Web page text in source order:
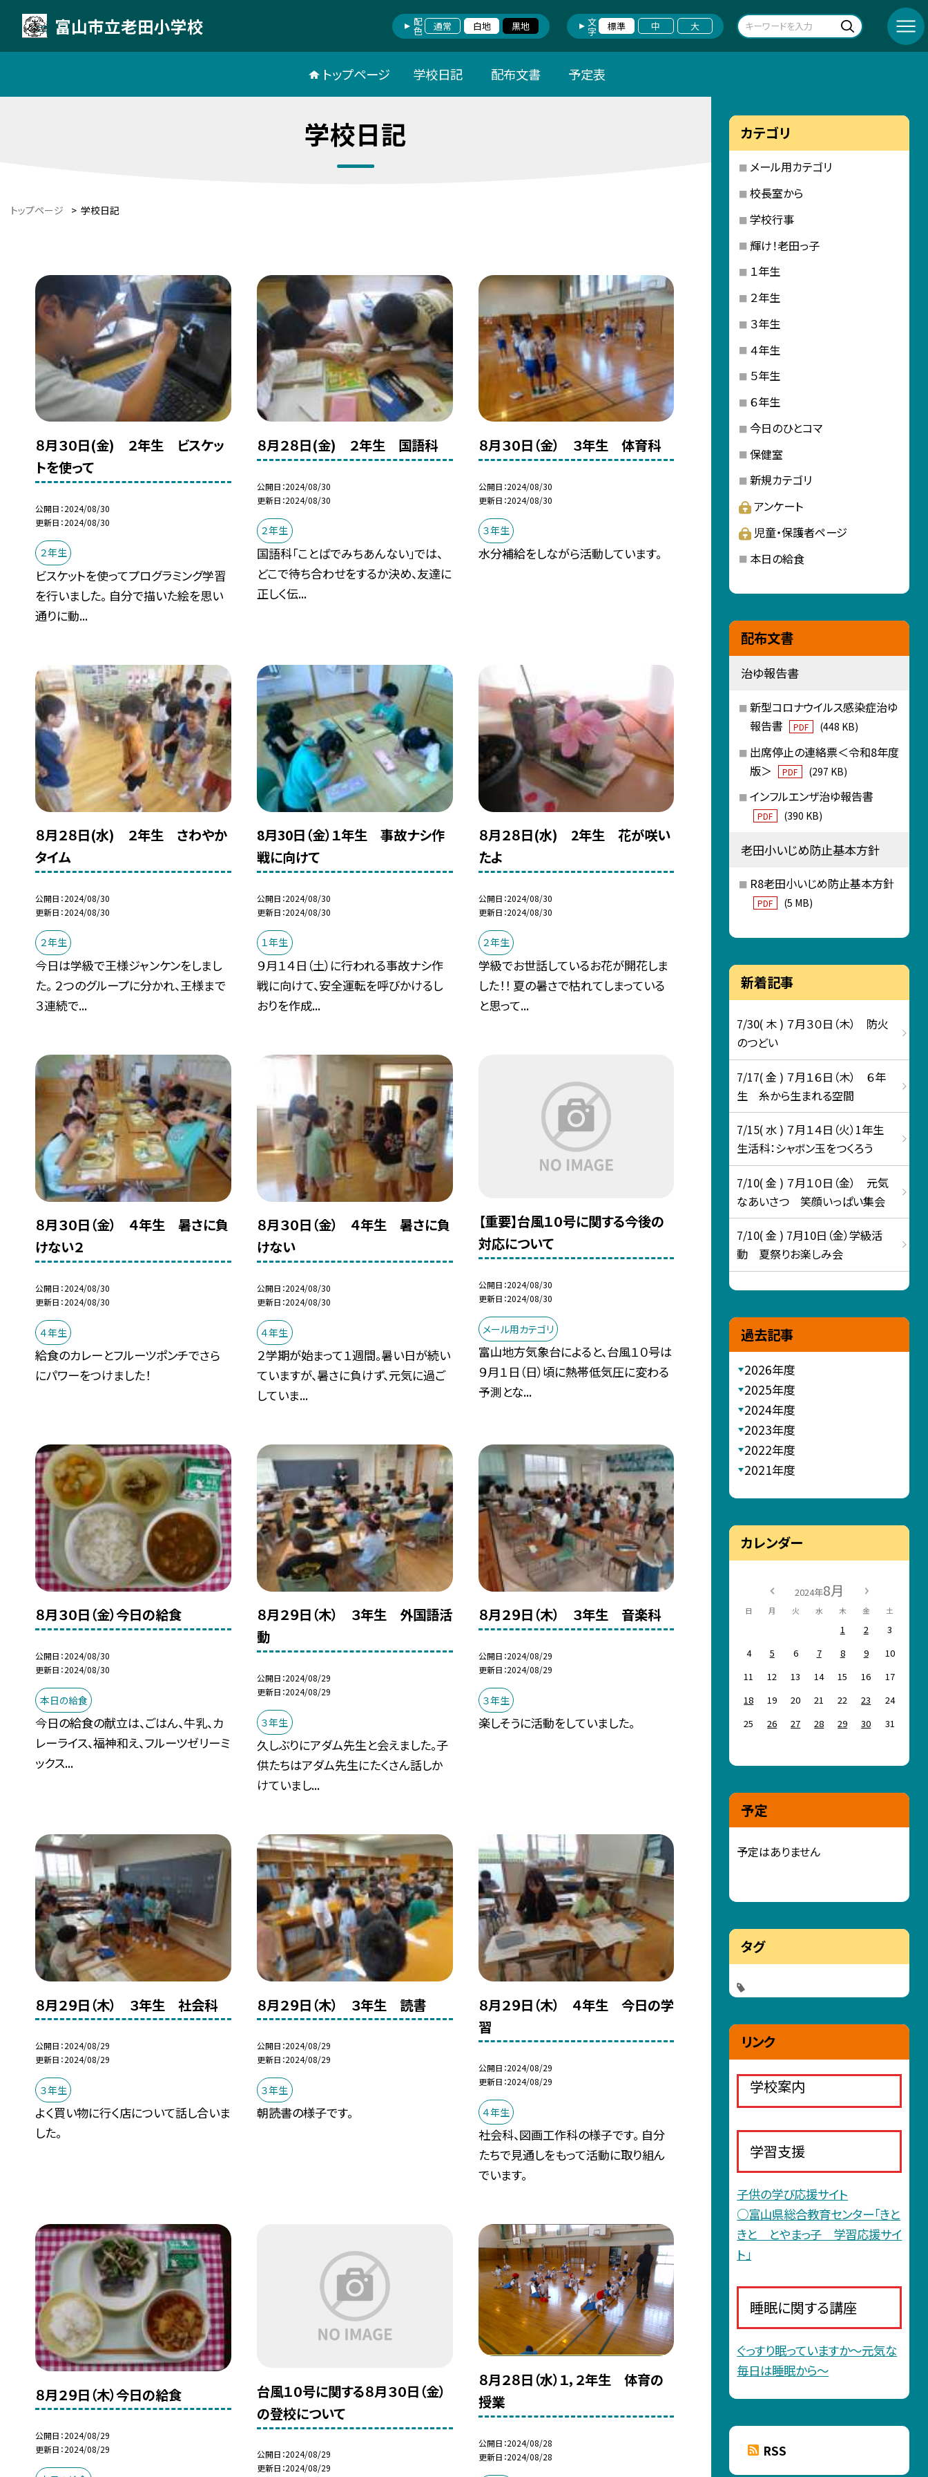
富山市立老田小学校 配色 通常 白地 黒地 文字 標準 中 大
トップページ 学校日記 配布文書 予定表
学校日記
トップページ > 学校日記
８月３０日(金) ２年生 ビスケッ
トを使って
公開日 2024/08/30
更新日 2024/08/30
２年生
ビスケットを使ってプログラミング学習
を行いました。 自分で描いた絵を思い
通りに動...
８月２８日(金) ２年生 国語科
公開日 2024/08/30
更新日 2024/08/30
２年生
国語科「ことばでみちあんない」では、
どこで待ち合わせをするか決め、友達に
正しく伝...
８月３０日（金） ３年生 体育科
公開日 2024/08/30
更新日 2024/08/30
３年生
水分補給をしながら活動しています。
８月２８日(水) ２年生 さわやか
タイム
公開日 2024/08/30
更新日 2024/08/30
２年生
今日は学級で王様ジャンケンをしまし
た。 ２つのグループに分かれ、王様まで
３連続で...
8月30日（金）１年生 事故ナシ作
戦に向けて
公開日 2024/08/30
更新日 2024/08/30
１年生
９月１４日（土）に行われる事故ナシ作
戦に向けて、安全運転を呼びかけるし
おりを作成...
８月２８日(水) 2年生 花が咲い
たよ
公開日 2024/08/30
更新日 2024/08/30
２年生
学級でお世話しているお花が開花しま
した！！ 夏の暑さで枯れてしまっている
と思って...
８月３０日（金） ４年生 暑さに負
けない２
公開日 2024/08/30
更新日 2024/08/30
４年生
給食のカレーとフルーツポンチでさら
にパワーをつけました！
８月３０日（金） ４年生 暑さに負
けない
公開日 2024/08/30
更新日 2024/08/30
４年生
２学期が始まって１週間。暑い日が続い
ていますが、暑さに負けず、元気に過ご
していま...
【重要】台風１０号に関する今後の
対応について
公開日 2024/08/30
更新日 2024/08/30
メール用カテゴリ
富山地方気象台によると、台風１０号は
９月１日（日）頃に熱帯低気圧に変わる
予測とな...
８月３０日（金）今日の給食
公開日 2024/08/30
更新日 2024/08/30
本日の給食
今日の給食の献立は、ごはん、牛乳、カ
レーライス、福神和え、フルーツゼリーミ
ックス...
８月２９日（木） ３年生 外国語活
動
公開日 2024/08/29
更新日 2024/08/29
３年生
久しぶりにアダム先生と会えました。子
供たちはアダム先生にたくさん話しか
けていまし...
８月２９日（木） ３年生 音楽科
公開日 2024/08/29
更新日 2024/08/29
３年生
楽しそうに活動をしていました。
８月２９日（木） ３年生 社会科
公開日 2024/08/29
更新日 2024/08/29
３年生
よく買い物に行く店について話し合いま
した。
８月２９日（木） ３年生 読書
公開日 2024/08/29
更新日 2024/08/29
３年生
朝読書の様子です。
８月２９日（木） ４年生 今日の学
習
公開日 2024/08/29
更新日 2024/08/29
４年生
社会科、図画工作科の様子です。 自分
たちで見通しをもって活動に取り組ん
でいます。
８月２９日（木）今日の給食
公開日 2024/08/29
更新日 2024/08/29
台風１０号に関する８月３０日（金）
の登校について
公開日 2024/08/29
更新日 2024/08/29
８月２８日（水）１，２年生 体育の
授業
公開日 2024/08/28
更新日 2024/08/28
カテゴリ
メール用カテゴリ
校長室から
学校行事
輝け！老田っ子
１年生
２年生
３年生
４年生
５年生
６年生
今日のひとコマ
保健室
新規カテゴリ
アンケート
児童・保護者ページ
本日の給食
配布文書
治ゆ報告書
新型コロナウイルス感染症治ゆ
報告書
PDF (448 KB)
出席停止の連絡票＜令和8年度
版＞
PDF (297 KB)
インフルエンザ治ゆ報告書
PDF (390 KB)
老田小いじめ防止基本方針
R8老田小いじめ防止基本方針
PDF (5 MB)
新着記事
7/30( 木 ) ７月３０日（木） 防火
のつどい
7/17( 金 ) ７月１６日（木） ６年
生 糸から生まれる空間
7/15( 水 ) ７月１４日（火）1年生
生活科：シャボン玉をつくろう
7/10( 金 ) ７月１０日（金） 元気
なあいさつ 笑顔いっぱい集会
7/10( 金 ) 7月10日（金）学級活
動 夏祭りお楽しみ会
過去記事
2026年度
2025年度
2024年度
2023年度
2022年度
2021年度
カレンダー
2024年8月
日 月 火 水 木 金 土
1 2
3
4
5 6 7 8 9
10
11
12 13 14 15 16
17
18
19 20 21 22 23
24
25
26 27 28 29 30 31
予定
予定はありません
タグ
リンク
学校案内
学習支援
子供の学び応援サイト
○富山県総合教育センター「きと
きと とやまっ子 学習応援サイ
ト」
睡眠に関する講座
ぐっすり眠っていますか〜元気な
毎日は睡眠から〜
RSS